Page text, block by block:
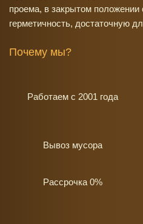
проема, в закрытом положении
герметичность, достаточную
Почему мы?
Работаем с 2001 года
Вывоз мусора
Рассрочка 0%